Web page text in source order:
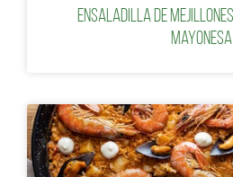
Ensaladilla de mejillones
mayonesa